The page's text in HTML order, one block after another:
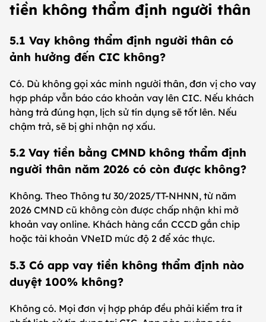
tiền không thẩm định người thân
5.1 Vay không thẩm định người thân có
ảnh hưởng đến CIC không?
Có. Dù không gọi xác minh người thân, đơn vị cho vay
hợp pháp vẫn báo cáo khoản vay lên CIC. Nếu khách
hàng trả đúng hạn, lịch sử tín dụng sẽ tốt lên. Nếu
chậm trả, sẽ bị ghi nhận nợ xấu.
5.2 Vay tiền bằng CMND không thẩm định
người thân năm 2026 có còn được không?
Không. Theo Thông tư 30/2025/TT-NHNN, từ năm
2026 CMND cũ không còn được chấp nhận khi mở
khoản vay online. Khách hàng cần CCCD gắn chip
hoặc tài khoản VNeID mức độ 2 để xác thực.
5.3 Có app vay tiền không thẩm định nào
duyệt 100% không?
Không có. Mọi đơn vị hợp pháp đều phải kiểm tra ít